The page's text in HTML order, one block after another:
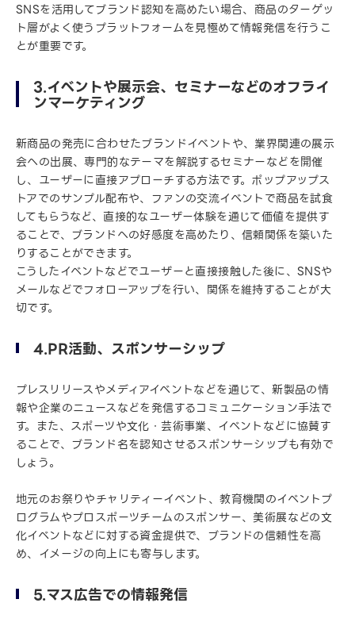
SNSを活用してブランド認知を高めたい場合、商品のターゲッ
ト層がよく使うプラットフォームを見極めて情報発信を行うこ
とが重要です。
3.イベントや展示会、セミナーなどのオフライ
ンマーケティング
新商品の発売に合わせたブランドイベントや、業界関連の展示
会への出展、専門的なテーマを解説するセミナーなどを開催
し、ユーザーに直接アプローチする方法です。ポップアップス
トアでのサンプル配布や、ファンの交流イベントで商品を試食
してもらうなど、直接的なユーザー体験を通じて価値を提供す
ることで、ブランドへの好感度を高めたり、信頼関係を築いた
りすることができます。
こうしたイベントなどでユーザーと直接接触した後に、SNSや
メールなどでフォローアップを行い、関係を維持することが大
切です。
4.PR活動、スポンサーシップ
プレスリリースやメディアイベントなどを通じて、新製品の情
報や企業のニュースなどを発信するコミュニケーション手法で
す。また、スポーツや文化・芸術事業、イベントなどに協賛す
ることで、ブランド名を認知させるスポンサーシップも有効で
しょう。
地元のお祭りやチャリティーイベント、教育機関のイベントプ
ログラムやプロスポーツチームのスポンサー、美術展などの文
化イベントなどに対する資金提供で、ブランドの信頼性を高
め、イメージの向上にも寄与します。
5.マス広告での情報発信